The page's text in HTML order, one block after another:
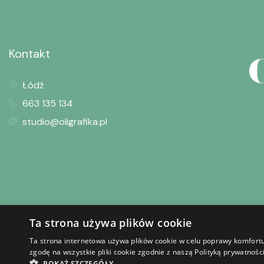
Kontakt
Łódź
663 135 134
studio@oligrafika.pl
Dostawa i płatność Regulamin sklepu
Copyright ©
Ta strona używa plików cookie
Ta strona internetowa używa plików cookie w celu poprawy
zgodę na wszystkie pliki cookie zgodnie z naszą Polityką